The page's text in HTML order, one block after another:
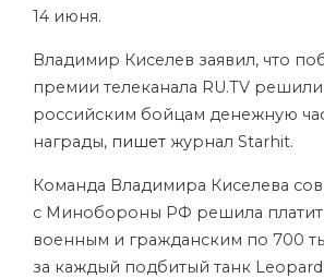
14 июня.
Владимир Киселев заявил, что
премии телеканала RU.TV
российским бойцам денежную
награды, пишет журнал Starhit.
Команда Владимира Киселева
с Минобороны РФ решила
военным и гражданским по 700
за каждый подбитый танк